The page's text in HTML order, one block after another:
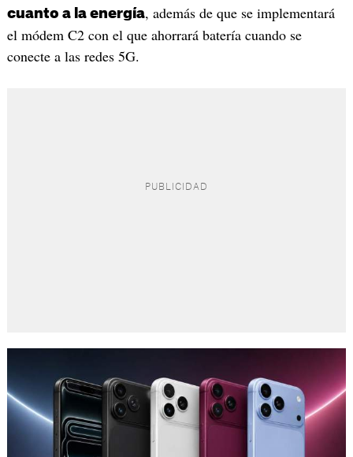
cuanto a la energía, además de que se implementará
el módem C2 con el que ahorrará batería cuando se
conecte a las redes 5G.